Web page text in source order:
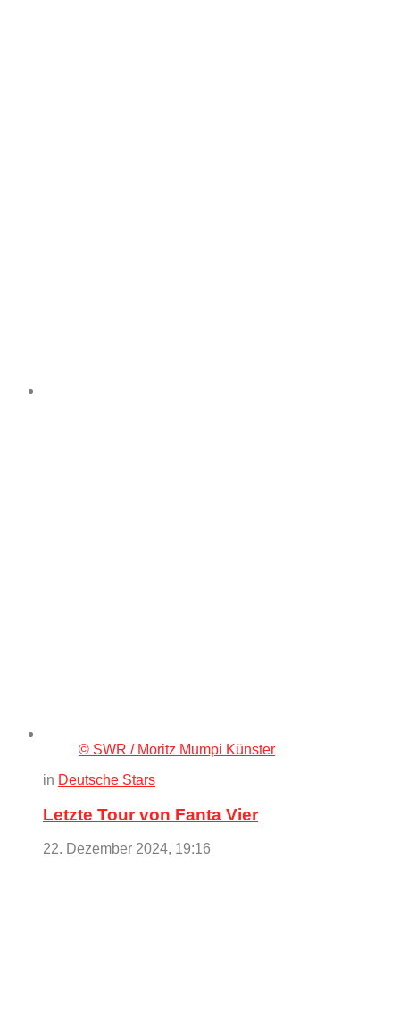
© SWR / Moritz Mumpi Künster
in Deutsche Stars
Letzte Tour von Fanta Vier
22. Dezember 2024, 19:16